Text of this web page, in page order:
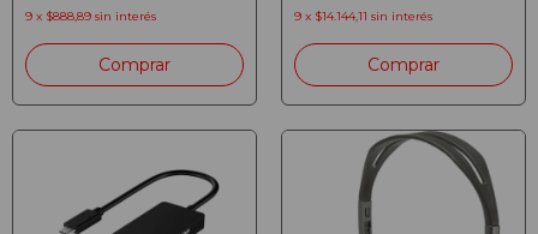
9 x $888,89 sin interés 9 x $14.144,11 sin interés